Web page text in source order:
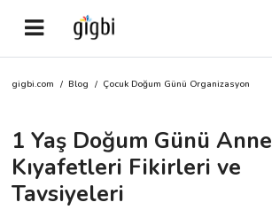
Anasayfa
Giriş Yap
Kayıt Ol
gigbi.com / Blog / Çocuk Doğum Günü Organizasyon
1 Yaş Doğum Günü Anne
Kıyafetleri Fikirleri ve
Tavsiyeleri